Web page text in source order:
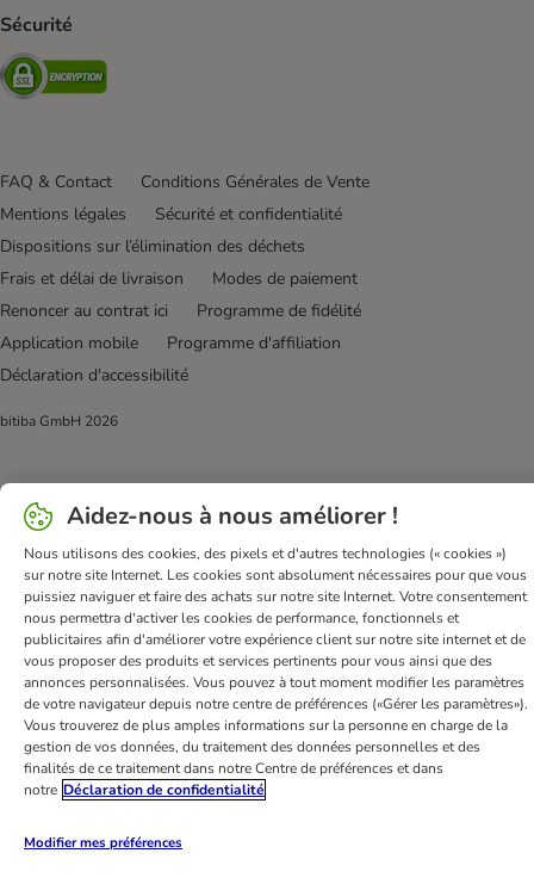
Sécurité
Security
FAQ & Contact
Conditions Générales de Vente
Mentions légales
Sécurité et confidentialité
Dispositions sur l’élimination des déchets
Frais et délai de livraison
Modes de paiement
Renoncer au contrat ici
Programme de fidélité
Application mobile
Programme d'affiliation
Déclaration d'accessibilité
bitiba GmbH 2026
Aidez-nous à nous améliorer !
Nous utilisons des cookies, des pixels et d'autres technologies (« cookies »)
sur notre site Internet. Les cookies sont absolument nécessaires pour que vous
puissiez naviguer et faire des achats sur notre site Internet. Votre consentement
nous permettra d'activer les cookies de performance, fonctionnels et
publicitaires afin d'améliorer votre expérience client sur notre site internet et de
vous proposer des produits et services pertinents pour vous ainsi que des
annonces personnalisées. Vous pouvez à tout moment modifier les paramètres
de votre navigateur depuis notre centre de préférences («Gérer les paramètres»).
Vous trouverez de plus amples informations sur la personne en charge de la
gestion de vos données, du traitement des données personnelles et des
finalités de ce traitement dans notre Centre de préférences et dans
notre Déclaration de confidentialité
Modifier mes préférences